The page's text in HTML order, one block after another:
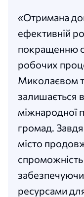
«Отримана
ефективній
покращенню
робочих
Миколаєвом
залишається
міжнародної
громад.
місто
ресурсами